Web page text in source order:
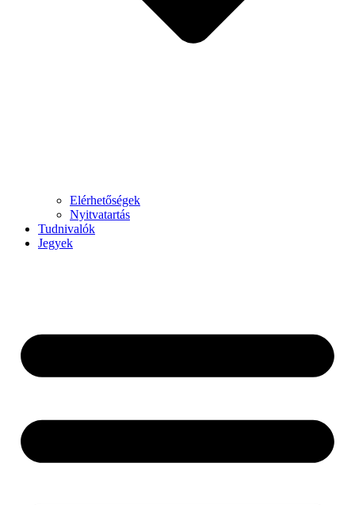
Elérhetőségek
Nyitvatartás
Tudnivalók
Jegyek